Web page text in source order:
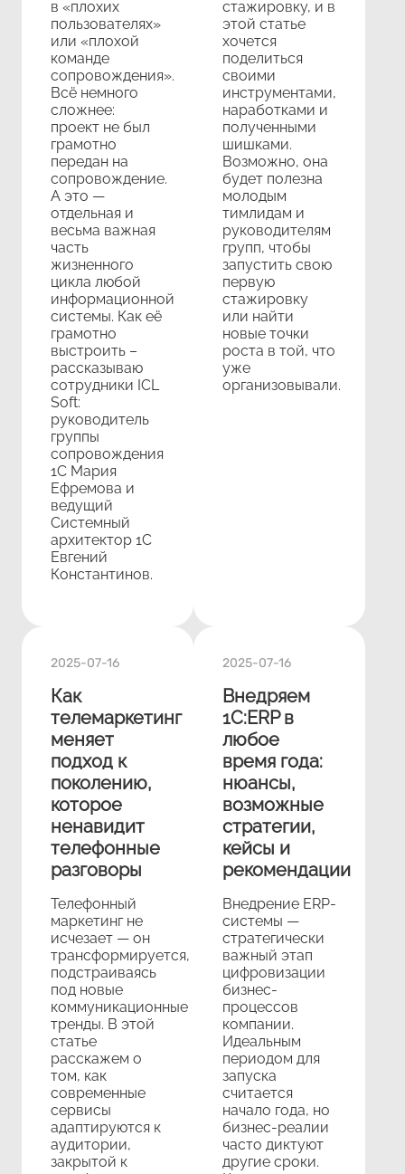
в «плохих
пользователях»
или «плохой
команде
сопровождения».
Всё немного
сложнее:
проект не был
грамотно
передан на
сопровождение.
А это —
отдельная и
весьма важная
часть
жизненного
цикла любой
информационной
системы. Как её
грамотно
выстроить –
рассказываю
сотрудники ICL
Soft:
руководитель
группы
сопровождения
1С Мария
Ефремова и
ведущий
Системный
архитектор 1С
Евгений
Константинов.
стажировку, и в
этой статье
хочется
поделиться
своими
инструментами,
наработками и
полученными
шишками.
Возможно, она
будет полезна
молодым
тимлидам и
руководителям
групп, чтобы
запустить свою
первую
стажировку
или найти
новые точки
роста в той, что
уже
организовывали.
2025-07-16
Как
телемаркетинг
меняет
подход к
поколению,
которое
ненавидит
телефонные
разговоры
Телефонный
маркетинг не
исчезает — он
трансформируется,
подстраиваясь
под новые
коммуникационные
тренды. В этой
статье
расскажем о
том, как
современные
сервисы
адаптируются к
аудитории,
закрытой к
2025-07-16
Внедряем
1С:ERP в
любое
время года:
нюансы,
возможные
стратегии,
кейсы и
рекомендации
Внедрение ERP-
системы —
стратегически
важный этап
цифровизации
бизнес-
процессов
компании.
Идеальным
периодом для
запуска
считается
начало года, но
бизнес-реалии
часто диктуют
другие сроки.